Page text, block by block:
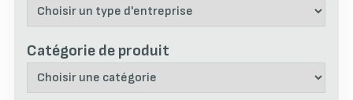
Catégorie de produit